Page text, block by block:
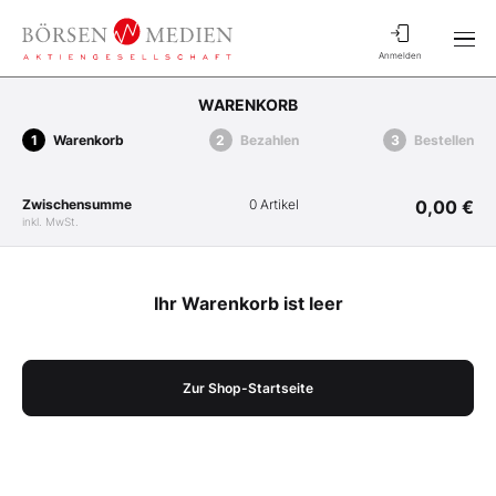
Anmelden
WARENKORB
Warenkorb Bezahlen Bestellen
Zwischensumme
inkl. MwSt.
0 Artikel 0,00 €
Ihr Warenkorb ist leer
Zur Shop-Startseite